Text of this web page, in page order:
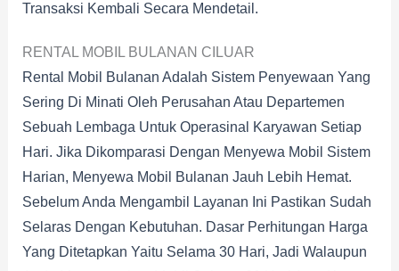
Transaksi Kembali Secara Mendetail.
RENTAL MOBIL BULANAN CILUAR
Rental Mobil Bulanan Adalah Sistem Penyewaan Yang
Sering Di Minati Oleh Perusahan Atau Departemen
Sebuah Lembaga Untuk Operasinal Karyawan Setiap
Hari. Jika Dikomparasi Dengan Menyewa Mobil Sistem
Harian, Menyewa Mobil Bulanan Jauh Lebih Hemat.
Sebelum Anda Mengambil Layanan Ini Pastikan Sudah
Selaras Dengan Kebutuhan. Dasar Perhitungan Harga
Yang Ditetapkan Yaitu Selama 30 Hari, Jadi Walaupun